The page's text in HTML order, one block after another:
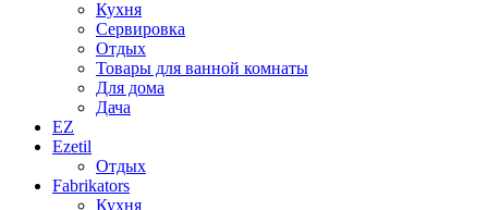
Кухня
Сервировка
Отдых
Товары для ванной комнаты
Для дома
Дача
EZ
Ezetil
Отдых
Fabrikators
Кухня